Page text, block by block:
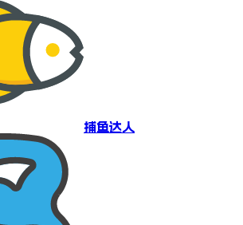
捕鱼达人